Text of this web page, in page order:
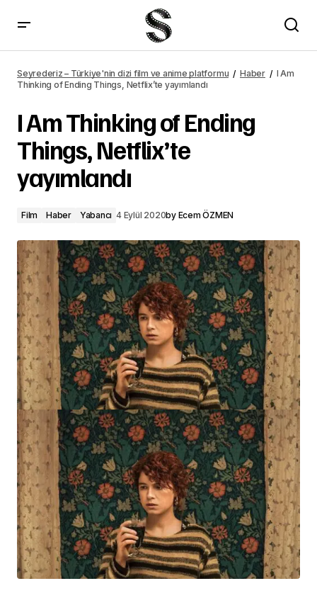
Seyrederiz – Türkiye'nin dizi film ve anime platformu Haber
I Am
Thinking of Ending Things, Netflix’te yayımlandı
I Am Thinking of Ending
Things, Netflix’te
yayımlandı
Film Haber Yabancı 4 Eylül 2020by Ecem ÖZMEN